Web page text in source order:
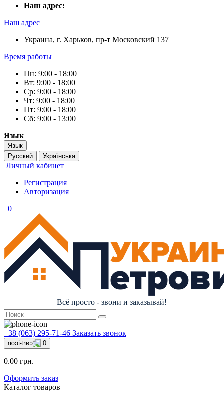
Наш адрес:
Наш адрес
Украина, г. Харьков, пр-т Московский 137
Время работы
Пн: 9:00 - 18:00
Вт: 9:00 - 18:00
Ср: 9:00 - 18:00
Чт: 9:00 - 18:00
Пт: 9:00 - 18:00
Сб: 9:00 - 13:00
Язык
Язык
Русский
Українська
Личный кабинет
Регистрация
Авторизация
0
Всё просто - звони и заказывай!
+38 (063) 295-71-46 Заказать звонок
0
0.00 грн.
Оформить заказ
Каталог товаров